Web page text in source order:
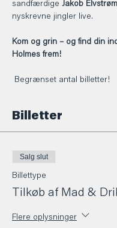
sandfærdige Jakob Elvstrøm
nyskrevne jingler live.
Kom og grin – og find din
Holmes frem!
Begrænset antal billetter!
Billetter
Salg slut
Billettype
Tilkøb af Mad &
Flere oplysninger